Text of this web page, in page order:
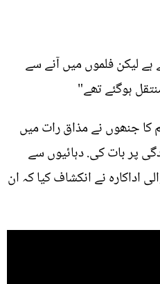
لیکن فلموں میں آنے سے
ہوگئے تھے"
کا جنھوں نے مذاق رات میں
پر بات کی. دہائیوں سے
اداکارہ نے انکشاف کیا کہ ان